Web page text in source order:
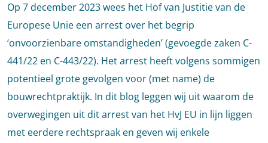
Op 7 december 2023 wees het Hof van Justitie van de
Europese Unie een arrest over het begrip
‘onvoorzienbare omstandigheden’ (gevoegde zaken C-
441/22 en C-443/22). Het arrest heeft volgens sommigen
potentieel grote gevolgen voor (met name) de
bouwrechtpraktijk. In dit blog leggen wij uit waarom de
overwegingen uit dit arrest van het HvJ EU in lijn liggen
met eerdere rechtspraak en geven wij enkele